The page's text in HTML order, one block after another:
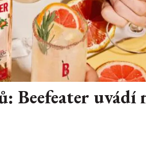
Beefeater uvádí